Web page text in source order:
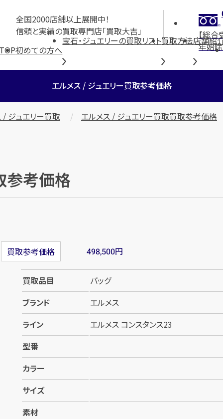
全国2000店舗以上展開中！
信頼と実績の買取専門店「買取大吉」
【総
年始
初めての方へ
宝石・ジュエリーの買取リスト買取方法店舗紹
エルメス / ジュエリー買取参考価格
/ ジュエリー買取 エルメス / ジュエリー買取買取参考価格
参考価格
買取参考価格 498,500円
買取品目
バッグ
ブランド
エルメス
ライン
エルメス コンスタンス23
型番
カラー
サイズ
素材